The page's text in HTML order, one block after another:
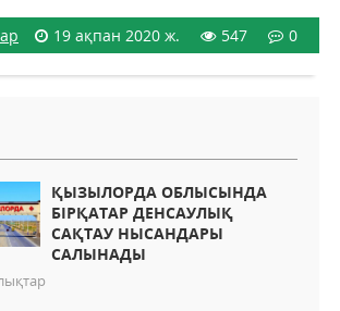
19 ақпан 2020 ж. 547 0
ҚЫЗЫЛОРДА ОБЛЫСЫНДА
БІРҚАТАР ДЕНСАУЛЫҚ
САҚТАУ НЫСАНДАРЫ
САЛЫНАДЫ